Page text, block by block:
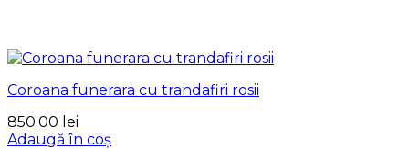
Coroana funerara cu trandafiri rosii
850.00 lei
Adaugă în coș